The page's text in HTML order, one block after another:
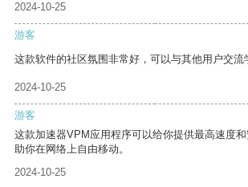
2024-10-25
游客
这款软件的社区氛围非常好，可以与其他用户交流
2024-10-25
游客
这款加速器VPM应用程序可以给你提供最高速度
助你在网络上自由移动。
2024-10-25